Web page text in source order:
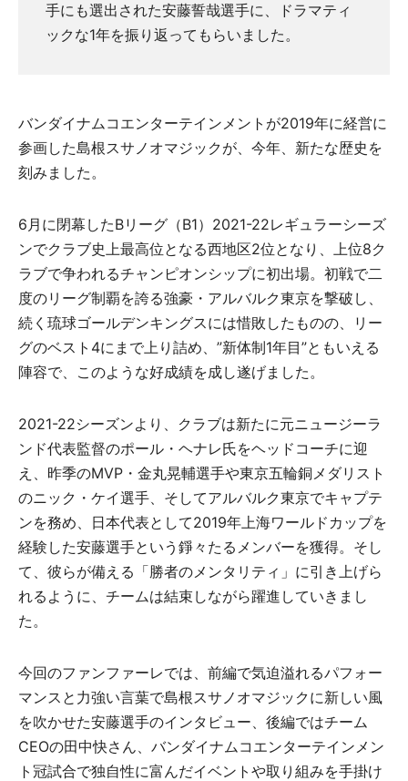
手にも選出された安藤誓哉選手に、ドラマティ
ックな1年を振り返ってもらいました。
バンダイナムコエンターテインメントが2019年に経営に
参画した島根スサノオマジックが、今年、新たな歴史を
刻みました。
6月に閉幕したBリーグ（B1）2021-22レギュラーシーズ
ンでクラブ史上最高位となる西地区2位となり、上位8ク
ラブで争われるチャンピオンシップに初出場。初戦で二
度のリーグ制覇を誇る強豪・アルバルク東京を撃破し、
続く琉球ゴールデンキングスには惜敗したものの、リー
グのベスト4にまで上り詰め、”新体制1年目”ともいえる
陣容で、このような好成績を成し遂げました。
2021-22シーズンより、クラブは新たに元ニュージーラ
ンド代表監督のポール・ヘナレ氏をヘッドコーチに迎
え、昨季のMVP・金丸晃輔選手や東京五輪銅メダリスト
のニック・ケイ選手、そしてアルバルク東京でキャプテ
ンを務め、日本代表として2019年上海ワールドカップを
経験した安藤選手という錚々たるメンバーを獲得。そし
て、彼らが備える「勝者のメンタリティ」に引き上げら
れるように、チームは結束しながら躍進していきまし
た。
今回のファンファーレでは、前編で気迫溢れるパフォー
マンスと力強い言葉で島根スサノオマジックに新しい風
を吹かせた安藤選手のインタビュー、後編ではチーム
CEOの田中快さん、バンダイナムコエンターテインメン
ト冠試合で独自性に富んだイベントや取り組みを手掛け